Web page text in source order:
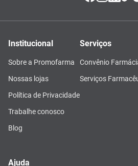
Institucional
Sobre a Promofarma
Nossas lojas
Política de Privacidade
Trabalhe conosco
Blog
Serviços
Convênio
Serviços
Ajuda